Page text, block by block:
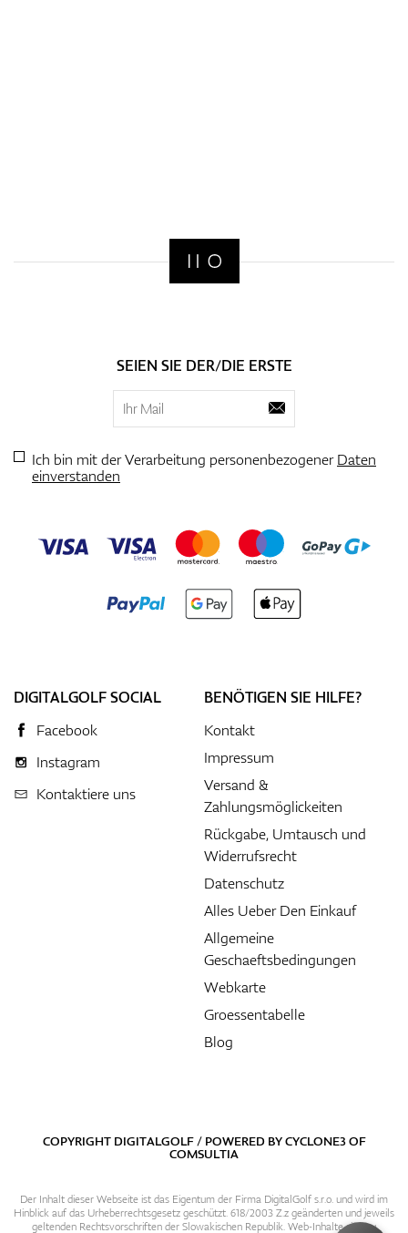
SEIEN SIE DER/DIE ERSTE
Ich bin mit der Verarbeitung personenbezogenerDaten
einverstanden
DIGITALGOLF SOCIAL
Facebook
Instagram
Kontaktiere uns
BENÖTIGEN SIE HILFE?
Kontakt
Impressum
Versand &
Zahlungsmöglickeiten
Rückgabe, Umtausch und
Widerrufsrecht
Datenschutz
Alles Ueber Den Einkauf
Allgemeine
Geschaeftsbedingungen
Webkarte
Groessentabelle
Blog
COPYRIGHT DIGITALGOLF / POWERED BYCYCLONE3OF
COMSULTIA
Der Inhalt dieser Webseite ist das Eigentum der Firma DigitalGolf s.r.o. und wird im
Hinblick auf das Urheberrechtsgesetz geschützt. 618/2003 Z.z geänderten und jeweils
geltenden Rechtsvorschriften der Slowakischen Republik. Web-Inhalte sind zu